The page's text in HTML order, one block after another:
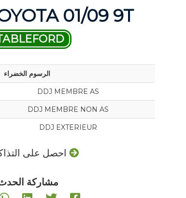
01/09 9T
الرسوم الخضراء
DDJ MEMBRE AS
DDJ MEMBRE NON AS
DDJ EXTERIEUR
احصل على
مشاركة